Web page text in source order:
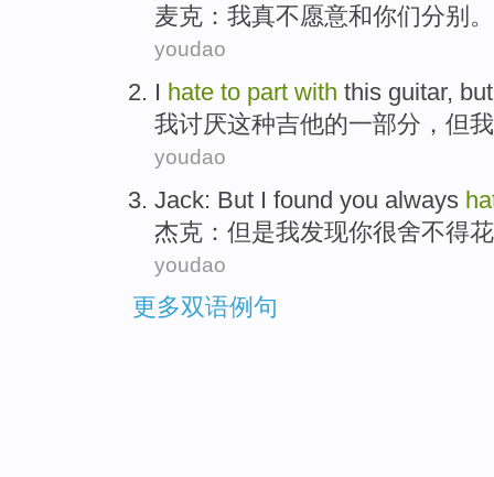
麦克 ： 我真不愿意和你们分别。
youdao
I hate to part with this guitar, but
我讨厌这种吉他的一部分 ， 但我
youdao
Jack: But I found you always
杰克 ： 但是我发现你很舍不得
youdao
更多双语例句